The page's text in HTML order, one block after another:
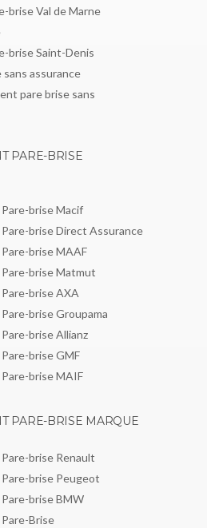
brise Val de Marne
brise Saint-Denis
assurance
pare brise sans
PARE-BRISE
brise Macif
brise Direct Assurance
brise MAAF
brise Matmut
brise AXA
brise Groupama
brise Allianz
brise GMF
brise MAIF
PARE-BRISE MARQUE
brise Renault
brise Peugeot
brise BMW
Brise